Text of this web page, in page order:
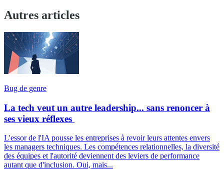
Autres articles
Bug de genre
La tech veut un autre leadership... sans renoncer à
ses vieux réflexes
L'essor de l'IA pousse les entreprises à revoir leurs attentes envers
les managers techniques. Les compétences relationnelles, la diversité
des équipes et l'autorité deviennent des leviers de performance
autant que d'inclusion. Oui, mais...